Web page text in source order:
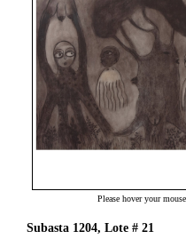
Please hover your
Subasta 1204, Lote # 21